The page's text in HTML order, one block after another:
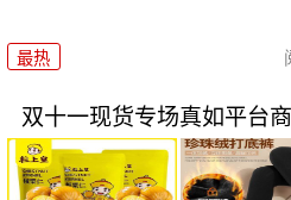
最热
双十一现货专场真如平台